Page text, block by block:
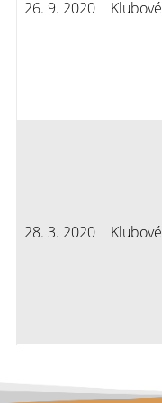
26. 9. 2020 Klubové
28. 3. 2020 Klubové